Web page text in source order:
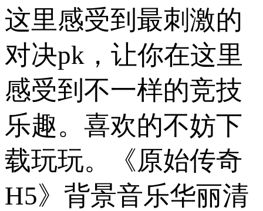
这里感受到最刺激的
对决pk，让你在这里
感受到不一样的竞技
乐趣。喜欢的不妨下
载玩玩。《原始传奇
H5》背景音乐华丽清